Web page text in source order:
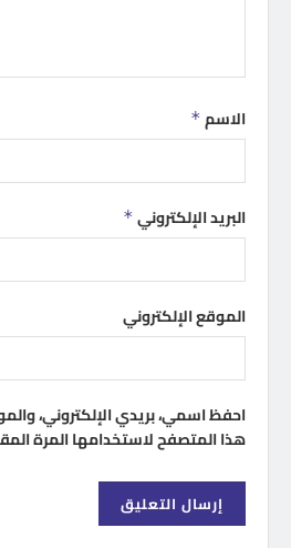
الاسم *
البريد الإلكتروني *
الموقع الإلكتروني
احفظ اسمي، بريدي الإلكتروني،
هذا المتصفح لاستخدامها المرة